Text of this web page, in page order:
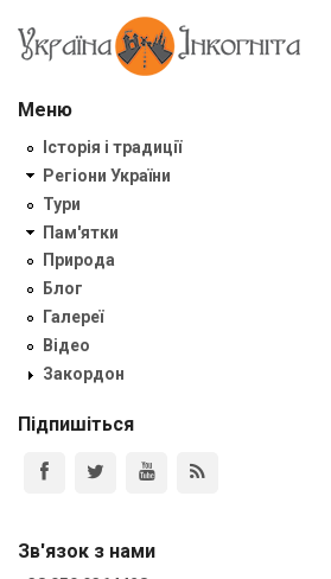
Меню
Історія і традиції
Регіони України
Тури
Пам'ятки
Природа
Блог
Галереї
Відео
Закордон
Підпишіться
Зв'язок з нами